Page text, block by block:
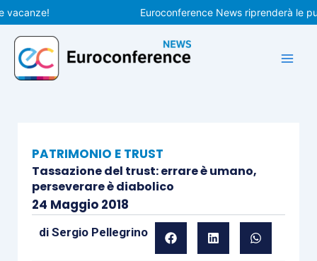
Vai
al
contenuto
Euroconference News riprenderà le
PATRIMONIO E TRUST
Tassazione del trust: errare è umano,
perseverare è diabolico
24 Maggio 2018
di Sergio Pellegrino